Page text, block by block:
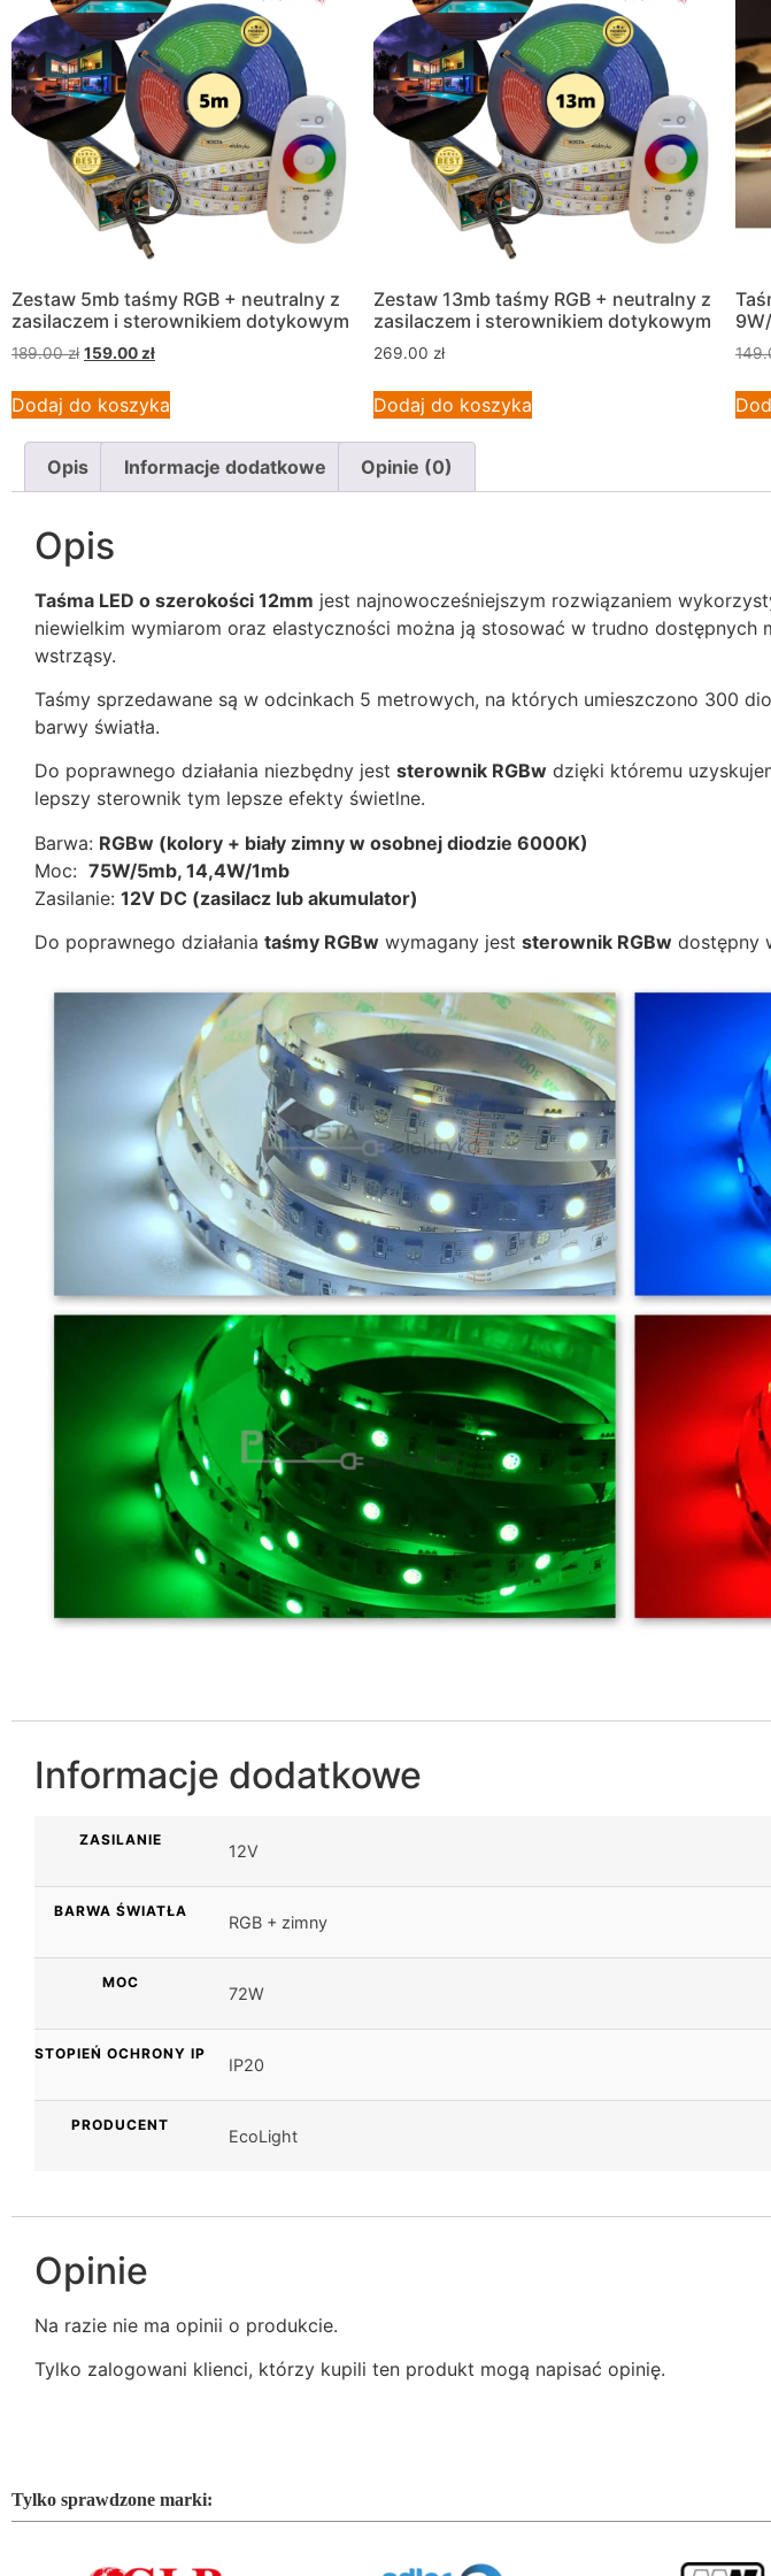
Zestaw 5mb taśmy RGB + neutralny z
zasilaczem i sterownikiem dotykowym
189.00zł 159.00zł
Dodaj do koszyka
Zestaw 13mb taśmy RGB + neutralny z
zasilaczem i sterownikiem dotykowym
269.00 zł
Dodaj do koszyka
Opis Informacje dodatkowe Opinie (0)
Opis
Taśma LED o szerokości 12mm jest najnowocześniejszym rozwiązaniem
niewielkim wymiarom oraz elastyczności można ją stosować w trudno dostępnych
wstrząsy.
Taśmy sprzedawane są w odcinkach 5 metrowych, na których umieszczono 300
barwy światła.
Do poprawnego działania niezbędny jest sterownik RGBw dzięki któremu
lepszy sterownik tym lepsze efekty świetlne.
Barwa: RGBw (kolory + biały zimny w osobnej diodzie 6000K)
Moc: 75W/5mb, 14,4W/1mb
Zasilanie: 12V DC (zasilacz lub akumulator)
Do poprawnego działania taśmy RGBw wymagany jest sterownik RGBw dostępny
Informacje dodatkowe
ZASILANIE
12V
BARWA ŚWIATŁA
RGB + zimny
MOC
72W
STOPIEŃ OCHRONY IP
IP20
PRODUCENT
EcoLight
Opinie
Na razie nie ma opinii o produkcie.
Tylko zalogowani klienci, którzy kupili ten produkt mogą napisać opinię.
Tylko sprawdzone marki: